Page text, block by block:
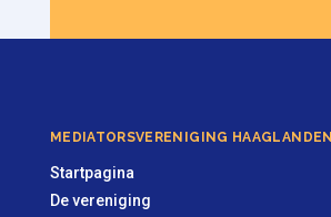
MEDIATORSVERENIGING HAAGLANDEN
Startpagina
De vereniging